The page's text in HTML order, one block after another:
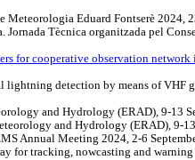
Eduard Fontserè 2024,
Tècnica organitzada pel
for cooperative observation
detection by means of VHF
and Hydrology (ERAD), 9-13
and Hydrology (ERAD), 9-
Annual Meeting 2024, 2-6
for tracking, nowcasting and warning